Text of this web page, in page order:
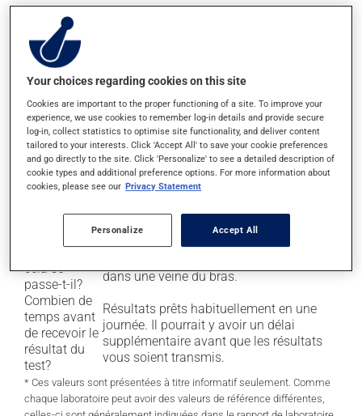
Tests
associés
Plusieurs tests associés, notamment :
alcaline (ALP)
ALT AST
glutamyl transférase (GGT) et lactate
déshydrogénase (LDH);
Albumine dans l'urine ;
Autres protéines du sang, comme la
préalbumine;
Tests d'évaluation de l'inflammation
réactive
Comment
cela se
passe-t-il?
dans une veine du bras.
Combien de
temps avant
de recevoir le
résultat du
test?
Résultats prêts habituellement en une
journée. Il pourrait y avoir un délai
supplémentaire avant que les résultats
vous soient transmis.
* Ces valeurs sont présentées à titre informatif seulement. Comme
chaque laboratoire peut avoir des valeurs de référence différentes,
Your choices regarding cookies on this site
Cookies are important to the proper functioning of a site. To improve your
experience, we use cookies to remember log-in details and provide secure
log-in, collect statistics to optimise site functionality, and deliver content
tailored to your interests. Click 'Accept All' to save your cookie preferences
and go directly to the site. Click 'Personalize' to see a detailed description of
cookie types and additional preference options. For more information about
cookies, please see our Privacy Statement
Personalize Accept All